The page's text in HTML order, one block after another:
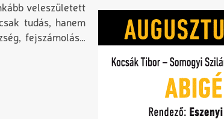
veleszületett
tudás, hanem
fejszámolás…